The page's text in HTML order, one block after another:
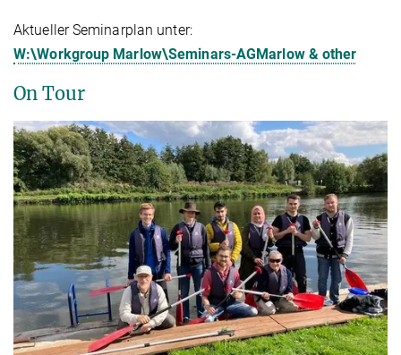
Aktueller Seminarplan unter:
W:\Workgroup Marlow\Seminars-AGMarlow & other
On Tour